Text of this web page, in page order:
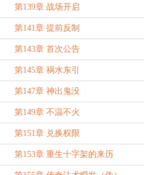
第139章 战场开启
第141章 提前反制
第143章 首次公告
第145章 祸水东引
第147章 神出鬼没
第149章 不温不火
第151章 兑换权限
第153章 重生十字架的来历